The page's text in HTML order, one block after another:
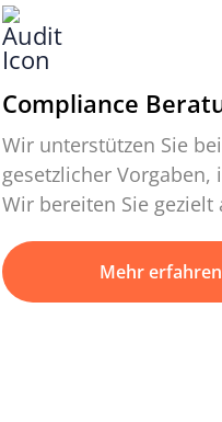
Compliance
Wir unterstützen Sie
gesetzlicher
Wir bereiten Sie gezielt
Mehr erfahren